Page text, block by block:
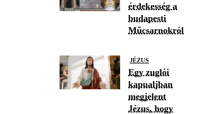
érdekesség a
budapesti
Műcsarnokról
JÉZUS
Egy zuglói
kapualjban
megjelent
Jézus, hogy